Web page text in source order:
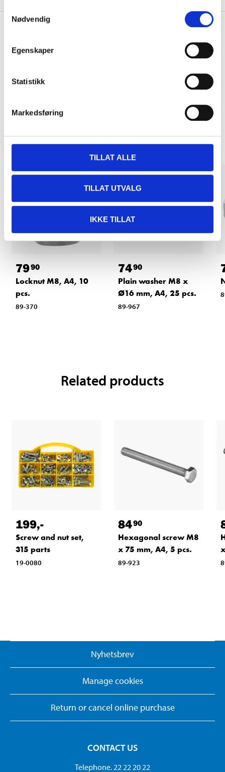
Nødvendig
Egenskaper
Statistikk
Markedsføring
TILLAT ALLE
TILLAT UTVALG
IKKE TILLAT
Other customers also bought
7990
Locknut M8, A4, 10
pcs.
89-370
7490
Plain washer M8 x
Ø16 mm, A4, 25 pcs.
89-967
Related products
199,-
Screw and nut set,
315 parts
19-0080
8490
Hexagonal screw M8
x 75 mm, A4, 5 pcs.
89-923
Nyhetsbrev
Manage cookies
Return or cancel online purchase
CONTACT US
Telephone. 22 22 20 22